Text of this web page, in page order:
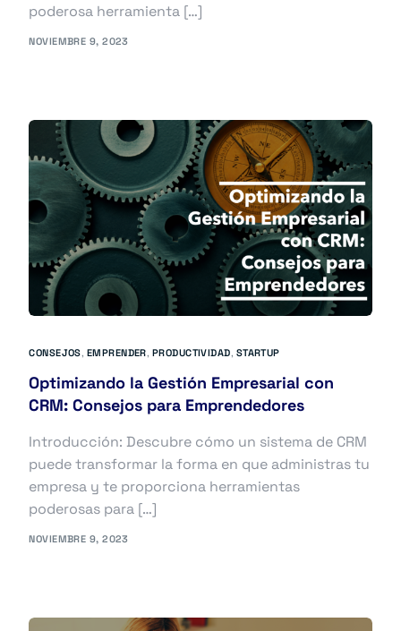
poderosa herramienta […]
NOVIEMBRE 9, 2023
CONSEJOS, EMPRENDER, PRODUCTIVIDAD, STARTUP
Optimizando la Gestión Empresarial con
CRM: Consejos para Emprendedores
Introducción: Descubre cómo un sistema de CRM
puede transformar la forma en que administras tu
empresa y te proporciona herramientas
poderosas para […]
NOVIEMBRE 9, 2023